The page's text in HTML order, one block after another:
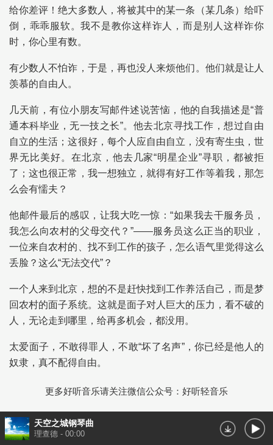
给你差评！绝大多数人，将被其中的某一条（某几条）给吓
倒，乖乖服软。我不是教你这样诈人，而是别人这样诈你
时，你心里有数。
有少数人不怕诈，于是，再也没人来烦他们。他们就是让人
羡慕的自由人。
几天前，有位小朋友写邮件述说苦恼，他的自我描述是“普
通本科毕业，无一技之长”。他去北京寻找工作，想过自由
自立的生活；这很好，每个人应自由自立，没有寄生虫，世
界无比美好。在北京，他去几家“明星企业”寻职，都被拒
了；这也很正常，我一想独立，就得有好工作等着我，那怎
么会有懦夫？
他邮件最后的感叹，让我大吃一惊：“如果我去干服务员，
我怎么向农村的父母交代？”——服务员这么正当的职业，
一位来自农村的、找不到工作的孩子，怎么语气里觉得这么
丢脸？这么“无法交代”？
一个人来到北京，想的不是赶快找到工作养活自己，而是梦
回农村的面子系统。这就是面子对人巨大的压力，看不破的
人，无论走到哪里，给再多机会，都没用。
太爱面子，不敢得罪人，不敢“坏了名声”，你已经是他人的
奴隶，真不配得自由。
更多好听音乐请关注微信公众号：好听轻音乐
天空之城钢琴曲
理查德 - 00:00